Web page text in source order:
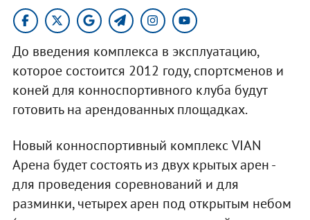
До введения комплекса в эксплуатацию,
которое состоится 2012 году, спортсменов и
коней для конноспортивного клуба будут
готовить на арендованных площадках.
Новый конноспортивный комплекс VIAN
Арена будет состоять из двух крытых арен -
для проведения соревнований и для
разминки, четырех арен под открытым небом